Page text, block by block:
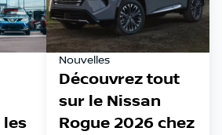
les
Nouvelles
Découvrez tout
sur le Nissan
Rogue 2026 chez